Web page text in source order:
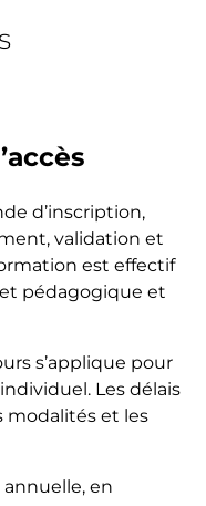
d’inscription,
validation et
est effectif
pédagogique et
s’applique pour
Les délais
modalités et les
en